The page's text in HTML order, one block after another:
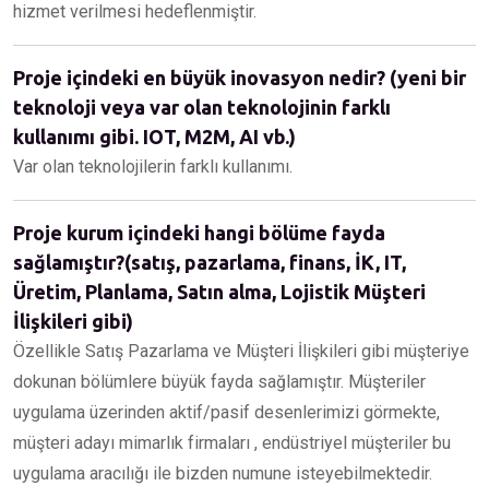
hizmet verilmesi hedeflenmiştir.
Proje içindeki en büyük inovasyon nedir? (yeni bir
teknoloji veya var olan teknolojinin farklı
kullanımı gibi. IOT, M2M, AI vb.)
Var olan teknolojilerin farklı kullanımı.
Proje kurum içindeki hangi bölüme fayda
sağlamıştır?(satış, pazarlama, finans, İK, IT,
Üretim, Planlama, Satın alma, Lojistik Müşteri
İlişkileri gibi)
Özellikle Satış Pazarlama ve Müşteri İlişkileri gibi müşteriye
dokunan bölümlere büyük fayda sağlamıştır. Müşteriler
uygulama üzerinden aktif/pasif desenlerimizi görmekte,
müşteri adayı mimarlık firmaları , endüstriyel müşteriler bu
uygulama aracılığı ile bizden numune isteyebilmektedir.